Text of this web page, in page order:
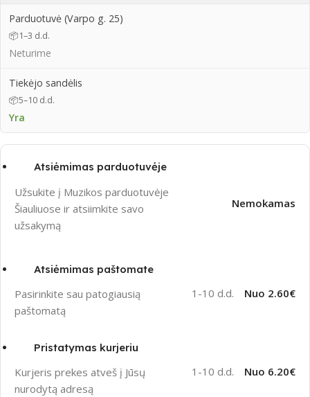
Parduotuvė (Varpo g. 25)
📦1–3 d.d.
Neturime
Tiekėjo sandėlis
📦5–10 d.d.
Yra
Atsiėmimas parduotuvėje
Užsukite į Muzikos parduotuvėje
Šiauliuose ir atsiimkite savo
užsakymą
Nemokamas
Atsiėmimas paštomate
Pasirinkite sau patogiausią
paštomatą
1-10 d.d. Nuo 2.60€
Pristatymas kurjeriu
Kurjeris prekes atveš į Jūsų
nurodytą adresą
1-10 d.d. Nuo 6.20€